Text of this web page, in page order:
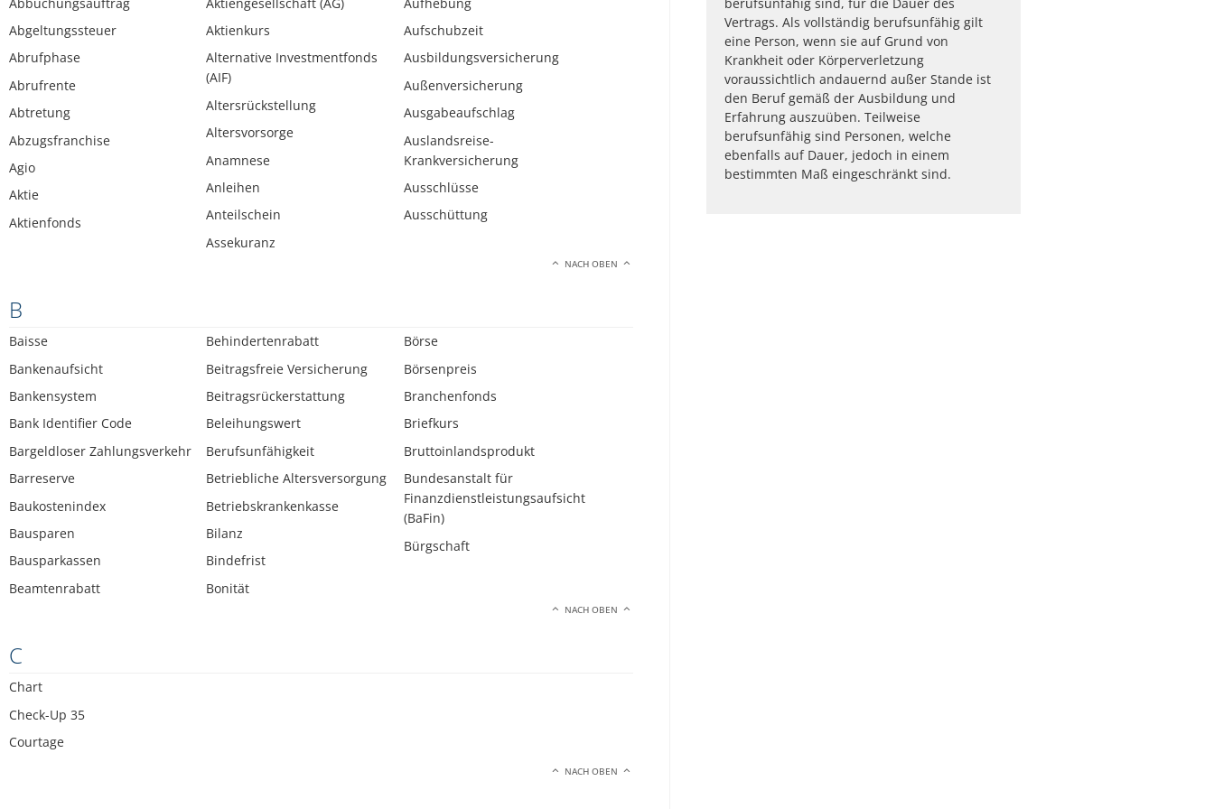
Abgeltungssteuer
Abrufphase
Abrufrente
Abtretung
Abzugsfranchise
Agio
Aktie
Aktienfonds
Aktienkurs
Alternative Investmentfonds
(AIF)
Altersrückstellung
Altersvorsorge
Anamnese
Anleihen
Anteilschein
Assekuranz
Aufschubzeit
Ausbildungsversicherung
Außenversicherung
Ausgabeaufschlag
Auslandsreise-
Krankversicherung
Ausschlüsse
Ausschüttung
NACH OBEN
B
Baisse
Bankenaufsicht
Bankensystem
Bank Identifier Code
Bargeldloser Zahlungsverkehr
Barreserve
Baukostenindex
Bausparen
Bausparkassen
Beamtenrabatt
Behindertenrabatt
Beitragsfreie Versicherung
Beitragsrückerstattung
Beleihungswert
Berufsunfähigkeit
Betriebliche Altersversorgung
Betriebskrankenkasse
Bilanz
Bindefrist
Bonität
Börse
Börsenpreis
Branchenfonds
Briefkurs
Bruttoinlandsprodukt
Bundesanstalt für
Finanzdienstleistungsaufsicht
(BaFin)
Bürgschaft
NACH OBEN
C
Chart
Check-Up 35
Courtage
NACH OBEN
Vertrags. Als vollständig berufsunfähig gilt
eine Person, wenn sie auf Grund von
Krankheit oder Körperverletzung
voraussichtlich andauernd außer Stande ist
den Beruf gemäß der Ausbildung und
Erfahrung auszuüben. Teilweise
berufsunfähig sind Personen, welche
ebenfalls auf Dauer, jedoch in einem
bestimmten Maß eingeschränkt sind.